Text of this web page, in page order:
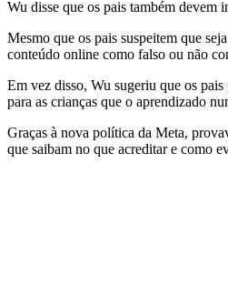
Wu disse que os pais também devem
Mesmo que os pais suspeitem que
conteúdo online como falso ou não
Em vez disso, Wu sugeriu que os
para as crianças que o aprendizado
Graças à nova política da Meta,
que saibam no que acreditar e como